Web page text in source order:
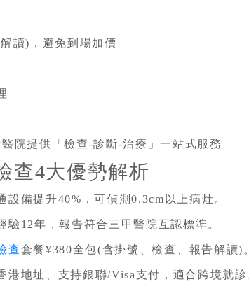
讀)，避免到場加價
院提供「檢查-診斷-治療」一站式服務
查4大優勢解析
備提升40%，可偵測0.3cm以上病灶。
驗12年，報告符合三甲醫院互認標準。
查套餐¥380全包(含掛號、檢查、報告解讀)
港地址、支持銀聯/Visa支付，適合跨境就診